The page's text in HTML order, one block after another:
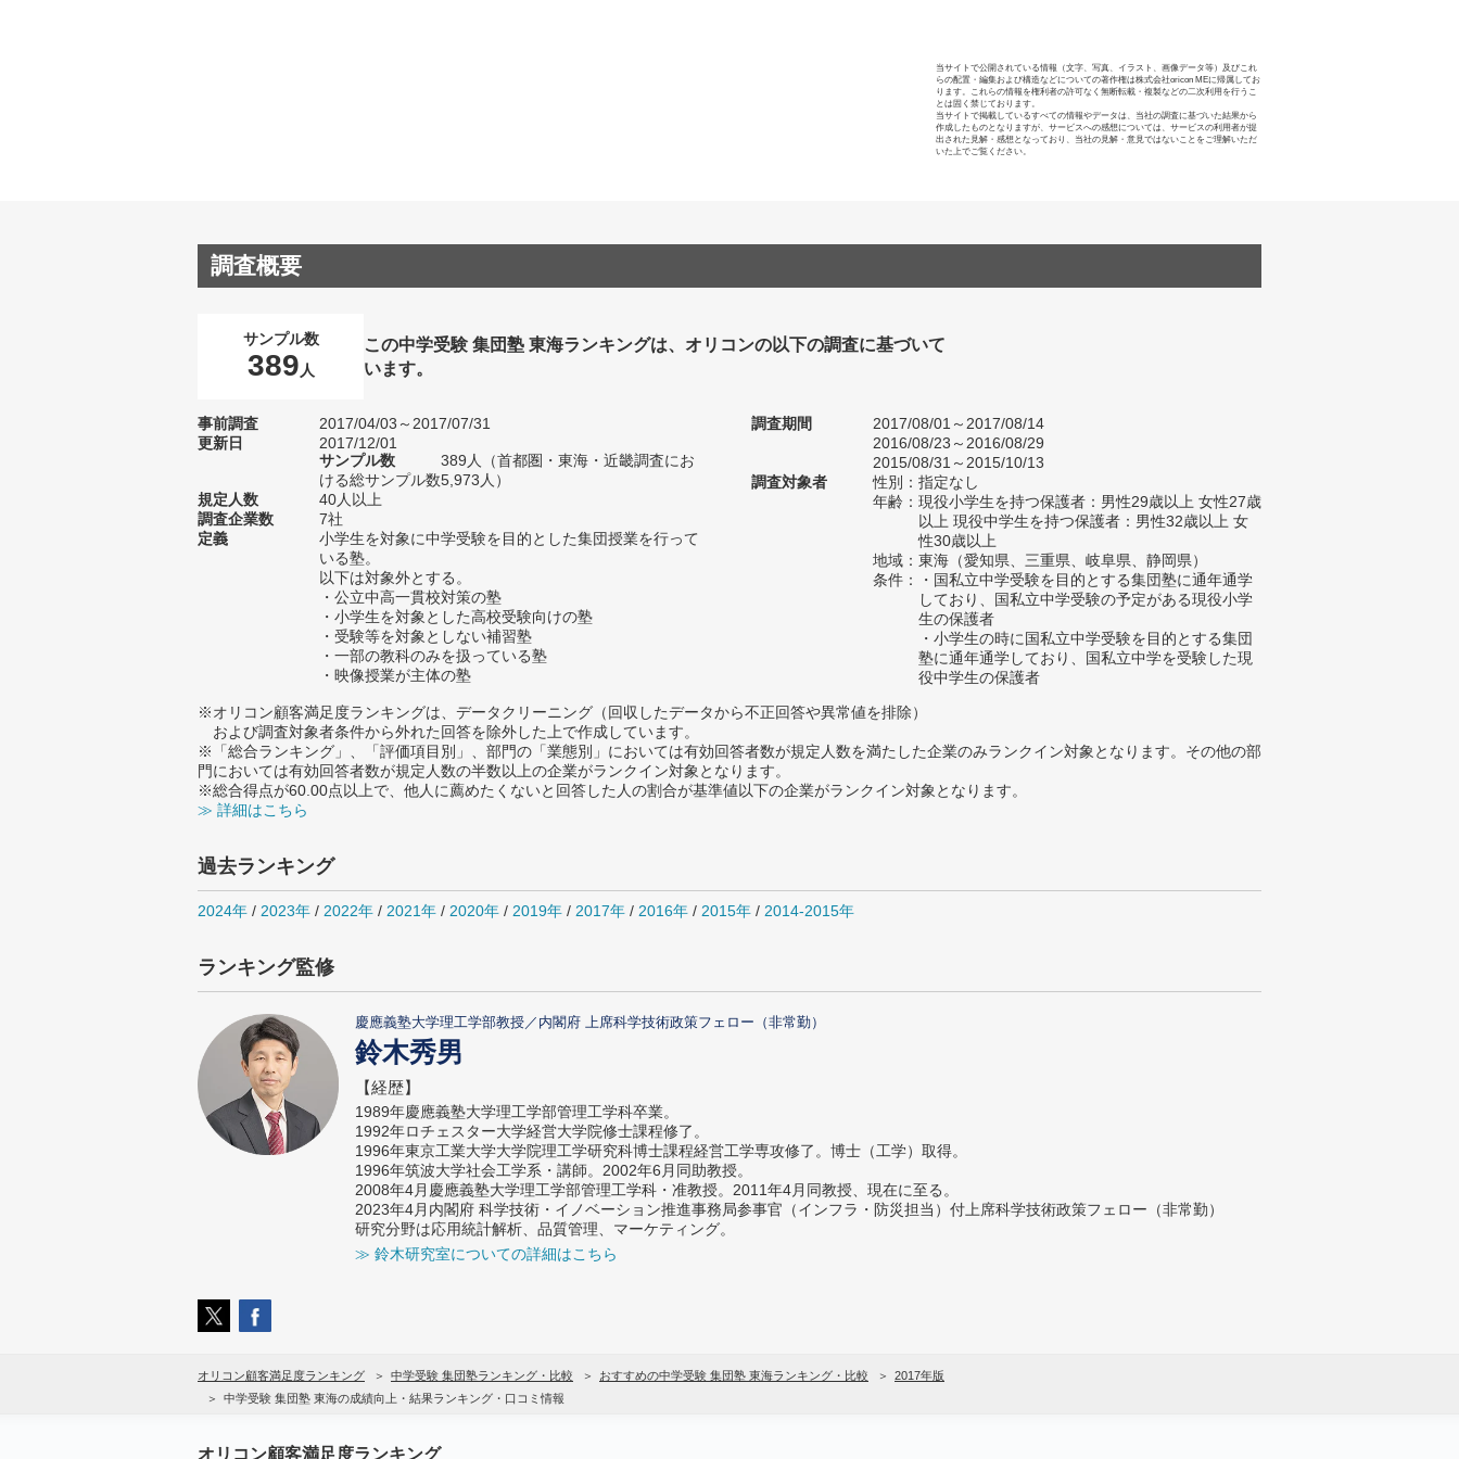
当サイトで公開されている情報（文字、写真、イラスト、画像データ等）及びこれ
らの配置・編集および構造などについての著作権は株式会社oricon MEに帰属してお
ります。これらの情報を権利者の許可なく無断転載・複製などの二次利用を行うこ
とは固く禁じております。
当サイトで掲載しているすべての情報やデータは、当社の調査に基づいた結果から
作成したものとなりますが、サービスへの感想については、サービスの利用者が提
出された見解・感想となっており、当社の見解・意見ではないことをご理解いただ
いた上でご覧ください。
調査概要
サンプル数
389 人
この中学受験 集団塾 東海ランキングは、オリコンの以下の調査に基づいて
います。
事前調査
2017/04/03～2017/07/31
更新日
2017/12/01
サンプル数
389人（首都圏・東海・近畿調査にお
ける総サンプル数5,973人）
規定人数
40人以上
調査企業数
7社
定義
小学生を対象に中学受験を目的とした集団授業を行って
いる塾。
以下は対象外とする。
・公立中高一貫校対策の塾
・小学生を対象とした高校受験向けの塾
・受験等を対象としない補習塾
・一部の教科のみを扱っている塾
・映像授業が主体の塾
調査期間
2017/08/01～2017/08/14
2016/08/23～2016/08/29
2015/08/31～2015/10/13
調査対象者
性別：指定なし
年齢：現役小学生を持つ保護者：男性29歳以上 女性27歳
以上 現役中学生を持つ保護者：男性32歳以上 女
性30歳以上
地域：東海（愛知県、三重県、岐阜県、静岡県）
条件：・国私立中学受験を目的とする集団塾に通年通学
しており、国私立中学受験の予定がある現役小学
生の保護者
・小学生の時に国私立中学受験を目的とする集団
塾に通年通学しており、国私立中学を受験した現
役中学生の保護者
※オリコン顧客満足度ランキングは、データクリーニング（回収したデータから不正回答や異常値を排除）
および調査対象者条件から外れた回答を除外した上で作成しています。
※「総合ランキング」、「評価項目別」、部門の「業態別」においては有効回答者数が規定人数を満たした企業のみランクイン対象となります。その他の部
門においては有効回答者数が規定人数の半数以上の企業がランクイン対象となります。
※総合得点が60.00点以上で、他人に薦めたくないと回答した人の割合が基準値以下の企業がランクイン対象となります。
≫ 詳細はこちら
過去ランキング
2024年 / 2023年 / 2022年 / 2021年 / 2020年 / 2019年 / 2017年 / 2016年 / 2015年 / 2014-2015年
ランキング監修
慶應義塾大学理工学部教授／内閣府 上席科学技術政策フェロー（非常勤）
鈴木秀男
【経歴】
1989年慶應義塾大学理工学部管理工学科卒業。
1992年ロチェスター大学経営大学院修士課程修了。
1996年東京工業大学大学院理工学研究科博士課程経営工学専攻修了。博士（工学）取得。
1996年筑波大学社会工学系・講師。2002年6月同助教授。
2008年4月慶應義塾大学理工学部管理工学科・准教授。2011年4月同教授、現在に至る。
2023年4月内閣府 科学技術・イノベーション推進事務局参事官（インフラ・防災担当）付上席科学技術政策フェロー（非常勤）
研究分野は応用統計解析、品質管理、マーケティング。
≫ 鈴木研究室についての詳細はこちら
オリコン顧客満足度ランキング 中学受験 集団塾ランキング・比較 おすすめの中学受験 集団塾 東海ランキング・比較
2017年版
中学受験 集団塾 東海の成績向上・結果ランキング・口コミ情報
オリコン顧客満足度ランキング